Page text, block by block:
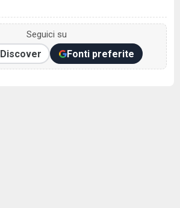
Seguici su
Discover Fonti preferite